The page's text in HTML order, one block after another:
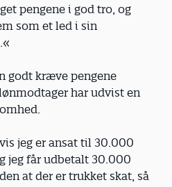
pengene i god tro, og
som et led i sin
godt kræve pengene
har udvist en
jeg er ansat til 30.000
jeg får udbetalt 30.000
at der er trukket skat, så